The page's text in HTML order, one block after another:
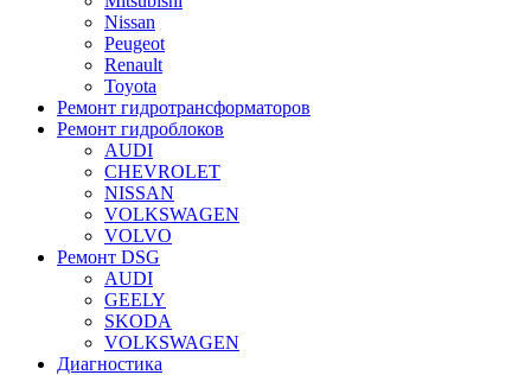
Nissan
Peugeot
Renault
Toyota
Ремонт гидротрансформаторов
Ремонт гидроблоков
AUDI
CHEVROLET
NISSAN
VOLKSWAGEN
VOLVO
Ремонт DSG
AUDI
GEELY
SKODA
VOLKSWAGEN
Диагностика